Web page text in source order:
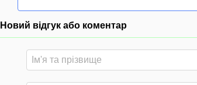
Новий відгук або коментар